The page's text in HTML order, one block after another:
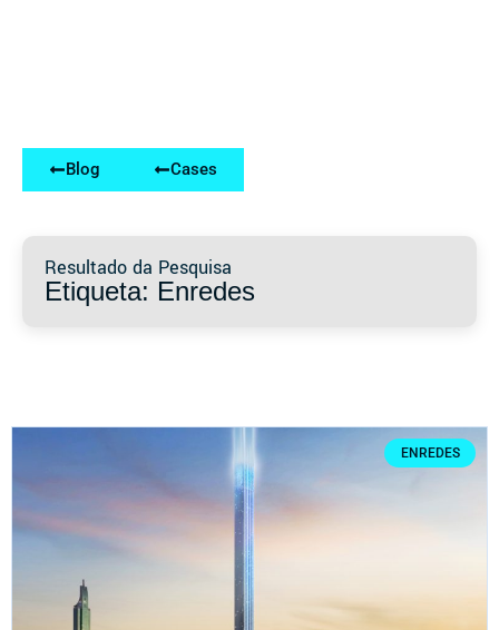
Blog Cases
Resultado da Pesquisa
Etiqueta: Enredes
ENREDES